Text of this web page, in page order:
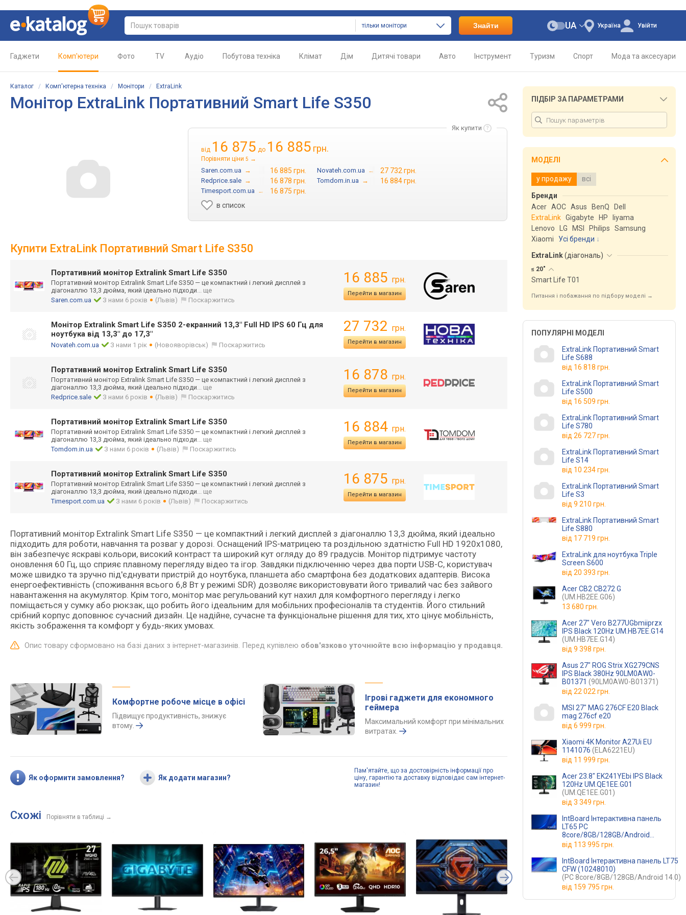
тільки монітори Знайти Україна
UA Увійти
Гаджети Комп'ютери Фото TV Аудіо Побутова техніка Клімат Дім Дитячі товари Авто Інструмент Туризм Спорт Мода та аксесуари
Каталог / Комп'ютерна техніка / Монітори / ExtraLink
Монітор ExtraLink Портативний Smart Life S350
Як купити
від 16 875 до 16 885 грн.
Порівняти ціни 5 →
Saren.com.ua → 16 885 грн. Novateh.com.ua → 27 732 грн.
Redprice.sale → 16 878 грн. Tomdom.in.ua → 16 884 грн.
Timesport.com.ua →
16 875 грн.
в список
Купити ExtraLink Портативний Smart Life S350
Портативний монітор Extralink Smart Life S350
Портативний монітор Extralink Smart Life S350 — це компактний і легкий дисплей з
діагоналлю 13,3 дюйма, який ідеально підходи... ще
Saren.com.ua
З нами 6 років (Львів) Поскаржитись
16 885 грн.
Перейти в магазин
Монітор Extralink Smart Life S350 2-екранний 13,3" Full HD IPS 60 Гц для
ноутбука від 13,3" до 17,3"
Novateh.com.ua З нами 1 рік (Новояворівськ) Поскаржитись
27 732 грн.
Перейти в магазин
Портативний монітор Extralink Smart Life S350
Портативний монітор Extralink Smart Life S350 — це компактний і легкий дисплей з
діагоналлю 13,3 дюйма, який ідеально підходи... ще
Redprice.sale
З нами 6 років (Львів) Поскаржитись
16 878 грн.
Перейти в магазин
Портативний монітор Extralink Smart Life S350
Портативний монітор Extralink Smart Life S350 — це компактний і легкий дисплей з
діагоналлю 13,3 дюйма, який ідеально підходи... ще
Tomdom.in.ua
З нами 6 років (Львів) Поскаржитись
16 884 грн.
Перейти в магазин
Портативний монітор Extralink Smart Life S350
Портативний монітор Extralink Smart Life S350 — це компактний і легкий дисплей з
діагоналлю 13,3 дюйма, який ідеально підходи... ще
Timesport.com.ua
З нами 6 років (Львів) Поскаржитись
16 875 грн.
Перейти в магазин
Портативний монітор Extralink Smart Life S350 — це компактний і легкий дисплей з діагоналлю 13,3 дюйма, який ідеально
підходить для роботи, навчання та розваг у дорозі. Оснащений IPS-матрицею та роздільною здатністю Full HD 1920x1080,
він забезпечує яскраві кольори, високий контраст та широкий кут огляду до 89 градусів. Монітор підтримує частоту
оновлення 60 Гц, що сприяє плавному перегляду відео та ігор. Завдяки підключенню через два порти USB-C, користувач
може швидко та зручно під'єднувати пристрій до ноутбука, планшета або смартфона без додаткових адаптерів. Висока
енергоефективність (споживання всього 6,8 Вт у режимі SDR) дозволяє використовувати його тривалий час без зайвого
навантаження на акумулятор. Крім того, монітор має регульований кут нахил для комфортного перегляду і легко
поміщається у сумку або рюкзак, що робить його ідеальним для мобільних професіоналів та студентів. Його стильний
срібний корпус доповнює сучасний дизайн. Це надійне, сучасне та функціональне рішення для тих, хто цінує мобільність,
якість зображення та комфорт у будь-яких умовах.
Опис товару сформовано на базі даних з інтернет-магазинів. Перед купівлею обов'язково уточнюйте всю інформацію у продавця.
Комфортне робоче місце в офісі
Підвищує продуктивність, знижує
втому.
Ігрові гаджети для економного
геймера
Максимальний комфорт при мінімальних
витратах.
Як оформити замовлення? Як додати магазин?
Пам'ятайте, що за достовірність інформації про
ціну, гарантію та доставку відповідає сам інтернет-
магазин!
Схожі Порівняти в таблиці →
ПІДБІР ЗА ПАРАМЕТРАМИ
МОДЕЛІ
у продажу всі
Бренди
Acer AOC Asus BenQ
Dell
ExtraLink Gigabyte HP
Iiyama
Lenovo
LG MSI Philips
Samsung
Xiaomi
Усі бренди
ExtraLink(діагональ)
≤ 20"
Smart Life T01
Питання і побажання по підбору моделі →
ПОПУЛЯРНІ МОДЕЛІ
ExtraLink Портативний Smart
Life S688
від 16 818 грн.
ExtraLink Портативний Smart
Life S500
від 16 509 грн.
ExtraLink Портативний Smart
Life S780
від 26 727 грн.
ExtraLink Портативний Smart
Life S14
від 10 234 грн.
ExtraLink Портативний Smart
Life S3
від 9 210 грн.
ExtraLink Портативний Smart
Life S880
від 17 719 грн.
ExtraLink для ноутбука Triple
Screen S600
від 20 393 грн.
Acer CB2 CB272 G
(UM.HB2EE.G06)
13 680 грн.
Acer 27" Vero B277UGbmiiprzx
IPS Black 120Hz UM.HB7EE.G14
(UM.HB7EE.G14)
від 9 398 грн.
Asus 27" ROG Strix XG279CNS
IPS Black 380Hz 90LM0AW0-
B01371 (90LM0AW0-B01371)
від 22 022 грн.
MSI 27" MAG 276CF E20 Black
mag 276cf e20
від 6 999 грн.
Xiaomi 4K Monitor A27Ui EU
1141076 (ELA6221EU)
від 11 999 грн.
Acer 23.8" EK241YEbi IPS Black
120Hz UM.QE1EE.G01
(UM.QE1EE.G01)
від 3 349 грн.
IntBoard Інтерактивна панель
LT65 PC
8core/8GB/128GB/Android
14.0)(10246009)
від 113 995 грн.
IntBoard Інтерактивна панель LT75
CFW (10248010)
(PC 8core/8GB/128GB/Android 14.0)
від 159 795 грн.